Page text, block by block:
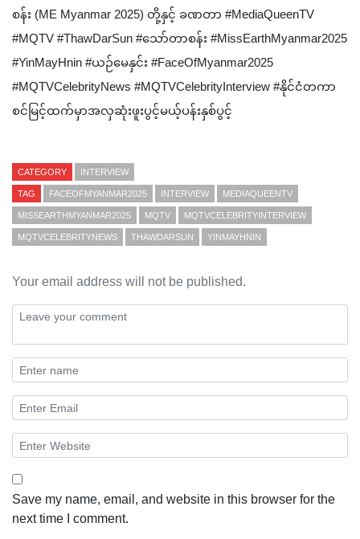
စန်း (ME Myanmar 2025) တို့နှင့် ခဏဝာာ #MediaQueenTV
#MQTV #ThawDarSun #သော်တာစန်း #MissEarthMyanmar2025
#YinMayHnin #ယဉ်မေနှင်း #FaceOfMyanmar2025
#MQTVCelebrityNews #MQTVCelebrityInterview #နိုင်ငံတကာ
စင်မြင့်ထက်မှာအလှဆုံးဖူးပွင့်မယ့်ပန်းနှစ်ပွင့်
CATEGORY INTERVIEW
TAG FACEOFMYANMAR2025 INTERVIEW MEDIAQUEENTV
MISSEARTHMYANMAR2025 MQTV MQTVCELEBRITYINTERVIEW
MQTVCELEBRITYNEWS THAWDARSUN YINMAYHNIN
Your email address will not be published.
Save my name, email, and website in this browser for the
next time I comment.